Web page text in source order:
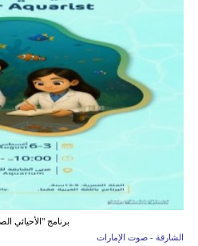
برنامج "الأحيائي
الشارقة - صوت الإمارات